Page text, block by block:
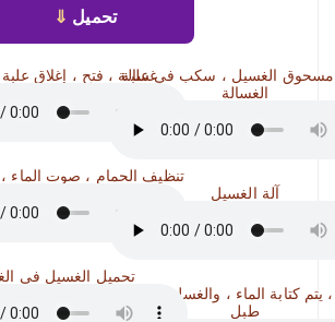
⇓ تحميل
غسالة ، فتح ، إغلاق
تنظيف الحمام ، صوت الماء
تحميل الغسيل في
مسحوق الغسيل ، سكب في علبة
الغسالة
آلة الغسيل
يتم كتابة الماء ، والغسل ، وتناوب
طبل